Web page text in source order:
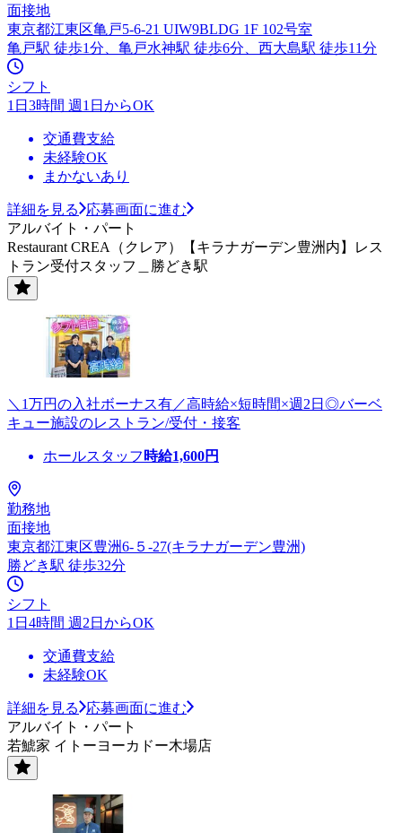
面接地
東京都江東区亀戸5-6-21 UIW9BLDG 1F 102号室
亀戸駅 徒歩1分、亀戸水神駅 徒歩6分、西大島駅 徒歩11分
シフト
1日3時間 週1日からOK
交通費支給
未経験OK
まかないあり
詳細を見る
応募画面に進む
アルバイト・パート
Restaurant CREA（クレア）【キラナガーデン豊洲内】レス
トラン受付スタッフ＿勝どき駅
＼1万円の入社ボーナス有／高時給×短時間×週2日◎バーベ
キュー施設のレストラン/受付・接客
ホールスタッフ 時給1,600円
勤務地
面接地
東京都江東区豊洲6-５-27(キラナガーデン豊洲)
勝どき駅 徒歩32分
シフト
1日4時間 週2日からOK
交通費支給
未経験OK
詳細を見る
応募画面に進む
アルバイト・パート
若鯱家 イトーヨーカドー木場店